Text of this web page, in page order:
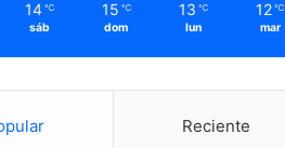
14 ℃
sáb
15 ℃
dom
13 ℃
lun
12 ℃
mar
Reciente